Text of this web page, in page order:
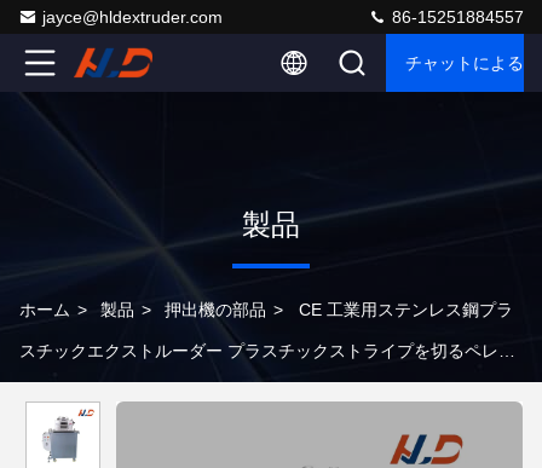
jayce@hldextruder.com 86-15251884557
チャットによる
製品
ホーム > 製品 > 押出機の部品 > CE 工業用ステンレス鋼プラ
スチックエクストルーダー プラスチックストライプを切るペレッ